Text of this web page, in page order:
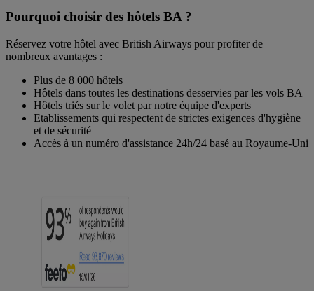
Pourquoi choisir des hôtels BA ?
Réservez votre hôtel avec British Airways pour profiter de
nombreux avantages :
Plus de 8 000 hôtels
Hôtels dans toutes les destinations desservies par les vols BA
Hôtels triés sur le volet par notre équipe d'experts
Etablissements qui respectent de strictes exigences d'hygiène
et de sécurité
Accès à un numéro d'assistance 24h/24 basé au Royaume-Uni